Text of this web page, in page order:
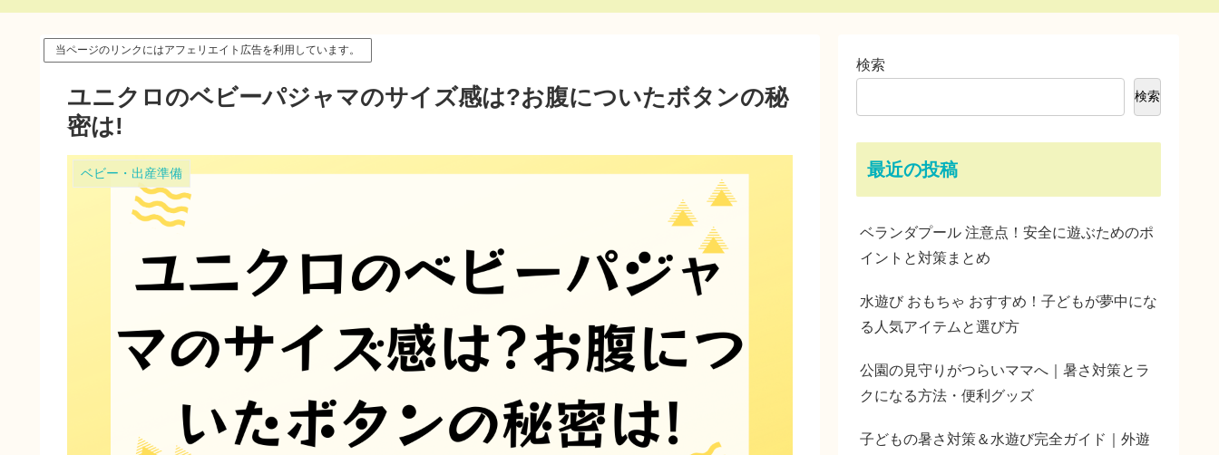
当ページのリンクにはアフェリエイト広告を利用しています。
ユニクロのベビーパジャマのサイズ感は?お腹についたボタンの秘
密は!
ベビー・出産準備
検索
検索
最近の投稿
ベランダプール 注意点！安全に遊ぶためのポ
イントと対策まとめ
水遊び おもちゃ おすすめ！子どもが夢中にな
る人気アイテムと選び方
公園の見守りがつらいママへ｜暑さ対策とラ
クになる方法・便利グッズ
子どもの暑さ対策＆水遊び完全ガイド｜外遊